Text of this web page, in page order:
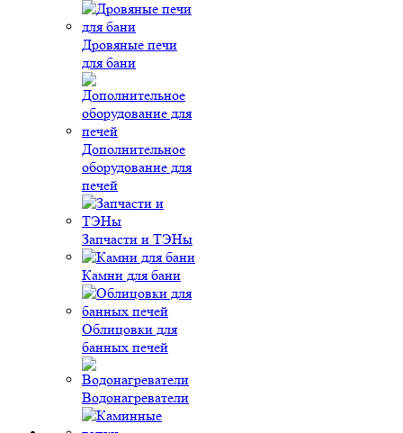
Дровяные печи
для бани
Дополнительное
оборудование для
печей
Запчасти и ТЭНы
Камни для бани
Облицовки для
банных печей
Водонагреватели